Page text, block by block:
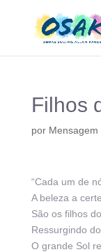
Filhos
por Mensagem
“Cada um de
A beleza a
São os filhos
Ressurgindo
O grande Sol